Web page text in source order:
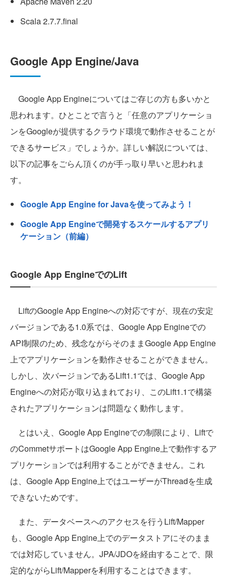
Scala 2.7.7.final
Google App Engine/Java
Google App Engineについてはご存じの方も多いかと
思われます。ひとことで言うと「任意のアプリケーショ
ンをGoogleが提供するクラウド環境で動作させることが
できるサービス」でしょうか。詳しい解説については、
以下の記事をごらん頂くのが手っ取り早いと思われま
す。
Google App Engine for Javaを使ってみよう！
Google App Engineで開発するスケールするアプリ
ケーション（前編）
Google App EngineでのLift
LiftのGoogle App Engineへの対応ですが、現在の安定
バージョンである1.0系では、Google App Engineでの
API制限のため、残念ながらそのままGoogle App Engine
上でアプリケーションを動作させることができません。
しかし、次バージョンであるLift1.1では、Google App
Engineへの対応が取り込まれており、このLift1.1で構築
されたアプリケーションは問題なく動作します。
とはいえ、Google App Engineでの制限により、Liftで
のCommetサポートはGoogle App Engine上で動作するア
プリケーションでは利用することができません。これ
は、Google App Engine上ではユーザーがThreadを生成
できないためです。
また、データベースへのアクセスを行うLift/Mapper
も、Google App Engine上でのデータストアにそのまま
では対応していません。JPA/JDOを経由することで、限
定的ながらLift/Mapperを利用することはできます。